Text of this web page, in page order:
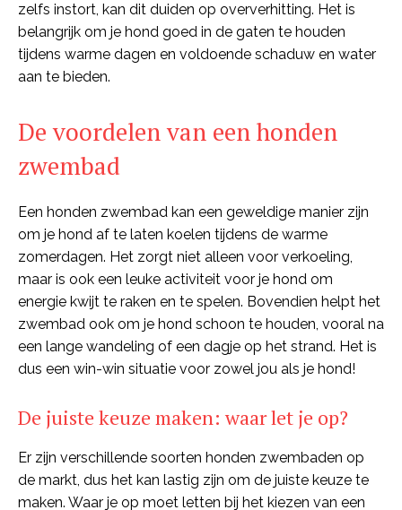
zelfs instort, kan dit duiden op oververhitting. Het is
belangrijk om je hond goed in de gaten te houden
tijdens warme dagen en voldoende schaduw en water
aan te bieden.
De voordelen van een honden
zwembad
Een honden zwembad kan een geweldige manier zijn
om je hond af te laten koelen tijdens de warme
zomerdagen. Het zorgt niet alleen voor verkoeling,
maar is ook een leuke activiteit voor je hond om
energie kwijt te raken en te spelen. Bovendien helpt het
zwembad ook om je hond schoon te houden, vooral na
een lange wandeling of een dagje op het strand. Het is
dus een win-win situatie voor zowel jou als je hond!
De juiste keuze maken: waar let je op?
Er zijn verschillende soorten honden zwembaden op
de markt, dus het kan lastig zijn om de juiste keuze te
maken. Waar je op moet letten bij het kiezen van een